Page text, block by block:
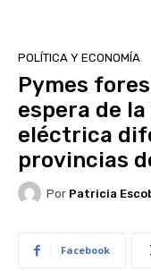
POLÍTICA Y ECONOMÍA
Pymes
espera de
eléctrica
provincias
Por Patricia
Facebook